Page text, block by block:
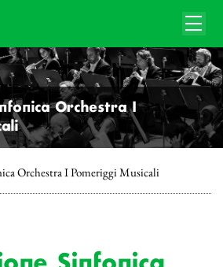
Orchestra I
Orchestra I Pomeriggi Musicali